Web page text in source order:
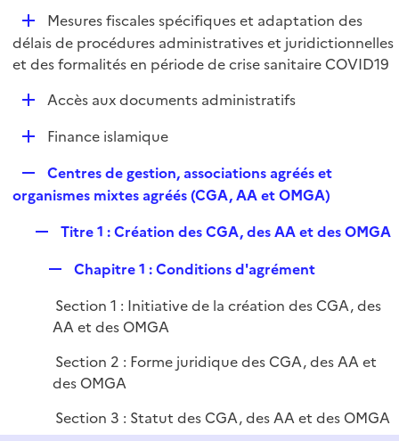
p
l
i
e
r
D
é
p
Mesures fiscales spécifiques et adaptation des
délais de procédures administratives et juridictionnelles
et des formalités en période de crise sanitaire COVID19
D
e
r
Accès aux documents administratifs
D
p
l
Finance islamique
e
l
Centres de gestion, associations agréés et
organismes mixtes agréés (CGA, AA et OMGA)
p
e
r
Titre 1 : Création des CGA, des AA et des OMGA
p
l
Chapitre 1 : Conditions d'agrément
Section 1 : Initiative de la création des CGA, des
AA et des OMGA
Section 2 : Forme juridique des CGA, des AA et
des OMGA
Section 3 : Statut des CGA, des AA et des OMGA